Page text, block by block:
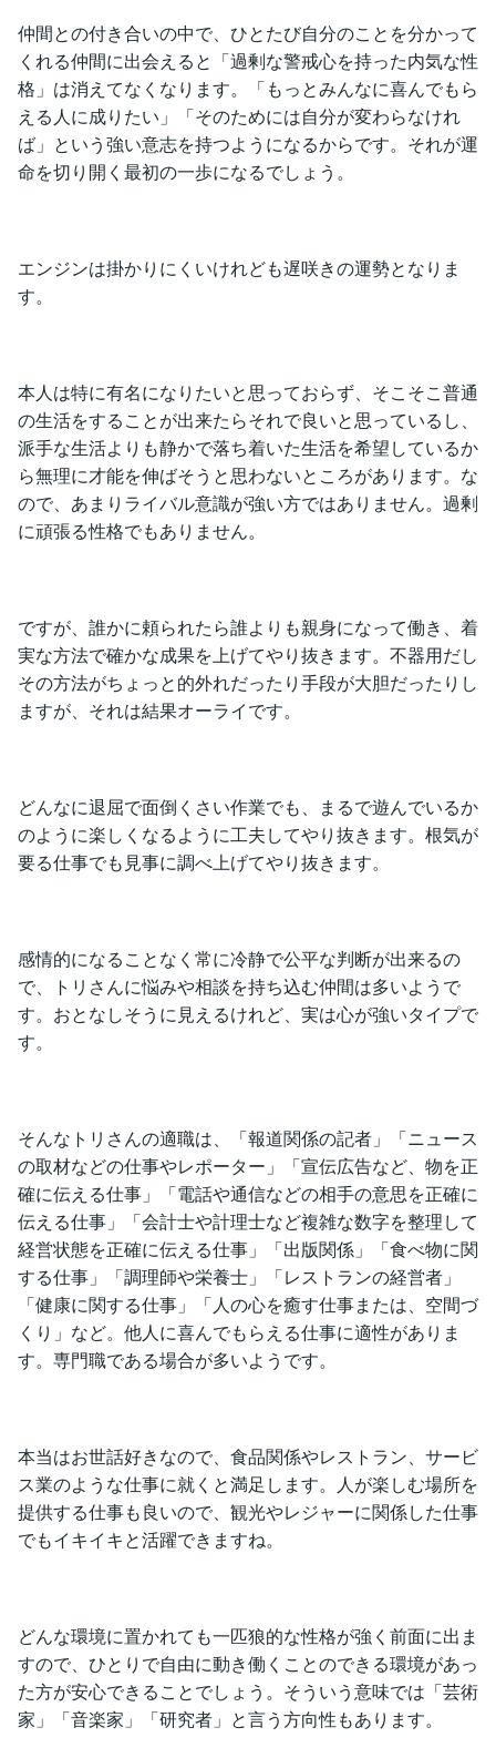
仲間との付き合いの中で、ひとたび自分のことを分かって
くれる仲間に出会えると「過剰な警戒心を持った内気な性
格」は消えてなくなります。「もっとみんなに喜んでもら
える人に成りたい」「そのためには自分が変わらなけれ
ば」という強い意志を持つようになるからです。それが運
命を切り開く最初の一歩になるでしょう。
エンジンは掛かりにくいけれども遅咲きの運勢となりま
す。
本人は特に有名になりたいと思っておらず、そこそこ普通
の生活をすることが出来たらそれで良いと思っているし、
派手な生活よりも静かで落ち着いた生活を希望しているか
ら無理に才能を伸ばそうと思わないところがあります。な
ので、あまりライバル意識が強い方ではありません。過剰
に頑張る性格でもありません。
ですが、誰かに頼られたら誰よりも親身になって働き、着
実な方法で確かな成果を上げてやり抜きます。不器用だし
その方法がちょっと的外れだったり手段が大胆だったりし
ますが、それは結果オーライです。
どんなに退屈で面倒くさい作業でも、まるで遊んでいるか
のように楽しくなるように工夫してやり抜きます。根気が
要る仕事でも見事に調べ上げてやり抜きます。
感情的になることなく常に冷静で公平な判断が出来るの
で、トリさんに悩みや相談を持ち込む仲間は多いようで
す。おとなしそうに見えるけれど、実は心が強いタイプで
す。
そんなトリさんの適職は、「報道関係の記者」「ニュース
の取材などの仕事やレポーター」「宣伝広告など、物を正
確に伝える仕事」「電話や通信などの相手の意思を正確に
伝える仕事」「会計士や計理士など複雑な数字を整理して
経営状態を正確に伝える仕事」「出版関係」「食べ物に関
する仕事」「調理師や栄養士」「レストランの経営者」
「健康に関する仕事」「人の心を癒す仕事または、空間づ
くり」など。他人に喜んでもらえる仕事に適性がありま
す。専門職である場合が多いようです。
本当はお世話好きなので、食品関係やレストラン、サービ
ス業のような仕事に就くと満足します。人が楽しむ場所を
提供する仕事も良いので、観光やレジャーに関係した仕事
でもイキイキと活躍できますね。
どんな環境に置かれても一匹狼的な性格が強く前面に出ま
すので、ひとりで自由に動き働くことのできる環境があっ
た方が安心できることでしょう。そういう意味では「芸術
家」「音楽家」「研究者」と言う方向性もあります。